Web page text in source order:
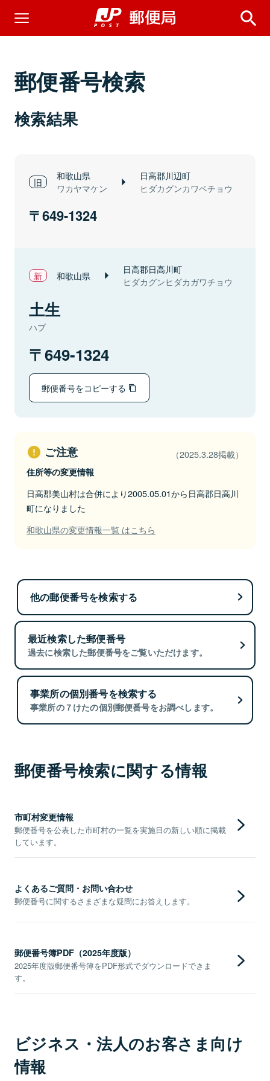
郵便番号検索
検索結果
和歌山県
ワカヤマケン
日高郡川辺町
ヒダカグンカワベチョウ
649-1324
和歌山県 日高郡日高川町
ヒダカグンヒダカガワチョウ
土生
ハブ
649-1324
郵便番号をコピーする
ご注意 （2025.3.28掲載）
住所等の変更情報
日高郡美山村は合併により2005.05.01から日高郡日高川
町になりました
和歌山県の変更情報一覧 はこちら
他の郵便番号を検索する
最近検索した郵便番号
過去に検索した郵便番号をご覧いただけます。
事業所の個別番号を検索する
事業所の７けたの個別郵便番号をお調べします。
郵便番号検索に関する情報
市町村変更情報
郵便番号を公表した市町村の一覧を実施日の新しい順に掲載
しています。
よくあるご質問・お問い合わせ
郵便番号に関するさまざまな疑問にお答えします。
郵便番号簿PDF（2025年度版）
2025年度版郵便番号簿をPDF形式でダウンロードできま
す。
ビジネス・法人のお客さま向け
情報